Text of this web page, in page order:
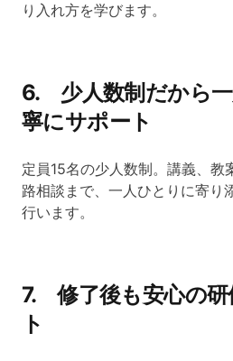
り入れ方を学びます。
6. 少人数制だから
寧にサポート
定員15名の少人数制。講義、教
路相談まで、一人ひとりに寄り
行います。
7. 修了後も安心の研
ト